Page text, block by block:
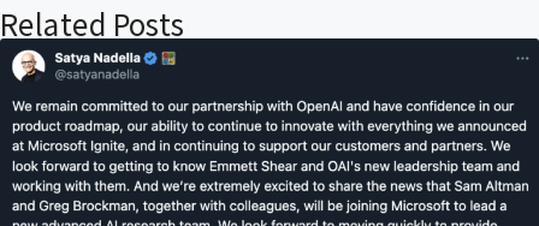
Related Posts